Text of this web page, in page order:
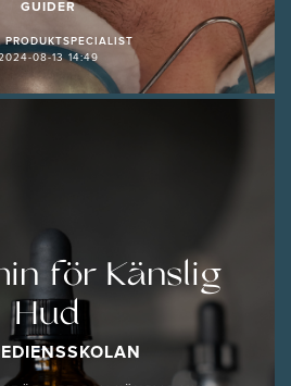
GUIDER
PRODUKTSPECIALIST
08-13 14:49
för Känslig
Hud